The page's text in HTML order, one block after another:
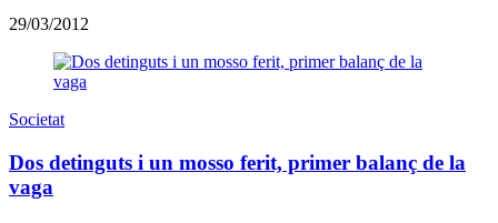
29/03/2012
Societat
Dos detinguts i un mosso ferit, primer balanç de la
vaga